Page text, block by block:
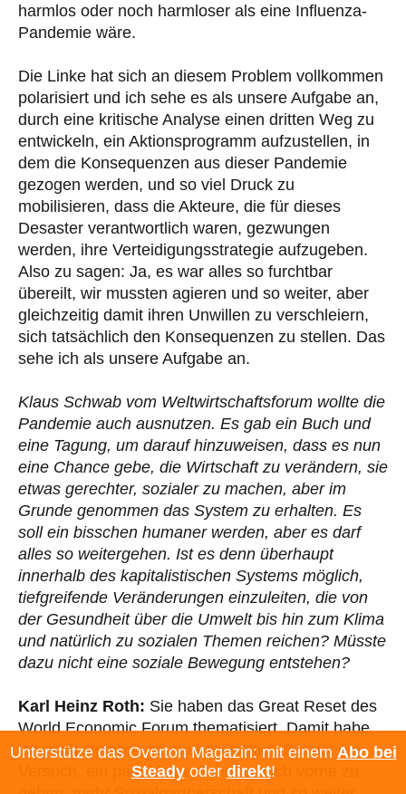
harmlos oder noch harmloser als eine Influenza-
Pandemie wäre.
Die Linke hat sich an diesem Problem vollkommen
polarisiert und ich sehe es als unsere Aufgabe an,
durch eine kritische Analyse einen dritten Weg zu
entwickeln, ein Aktionsprogramm aufzustellen, in
dem die Konsequenzen aus dieser Pandemie
gezogen werden, und so viel Druck zu
mobilisieren, dass die Akteure, die für dieses
Desaster verantwortlich waren, gezwungen
werden, ihre Verteidigungsstrategie aufzugeben.
Also zu sagen: Ja, es war alles so furchtbar
übereilt, wir mussten agieren und so weiter, aber
gleichzeitig damit ihren Unwillen zu verschleiern,
sich tatsächlich den Konsequenzen zu stellen. Das
sehe ich als unsere Aufgabe an.
Klaus Schwab vom Weltwirtschaftsforum wollte die
Pandemie auch ausnutzen. Es gab ein Buch und
eine Tagung, um darauf hinzuweisen, dass es nun
eine Chance gebe, die Wirtschaft zu verändern, sie
etwas gerechter, sozialer zu machen, aber im
Grunde genommen das System zu erhalten. Es
soll ein bisschen humaner werden, aber es darf
alles so weitergehen. Ist es denn überhaupt
innerhalb des kapitalistischen Systems möglich,
tiefgreifende Veränderungen einzuleiten, die von
der Gesundheit über die Umwelt bis hin zum Klima
und natürlich zu sozialen Themen reichen? Müsste
dazu nicht eine soziale Bewegung entstehen?
Karl Heinz Roth: Sie haben das Great Reset des
World Economic Forum thematisiert. Damit habe
ich mich ziemlich genau beschäftigt. Das ist ein
Versuch, ein paar kleine Schritte nach vorne zu
Unterstütze das Overton Magazin: mit einem Abo bei
Steadyoder direkt!